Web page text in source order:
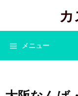
テ
キ
メニュー